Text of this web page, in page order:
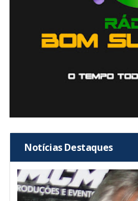
Notícias Destaques